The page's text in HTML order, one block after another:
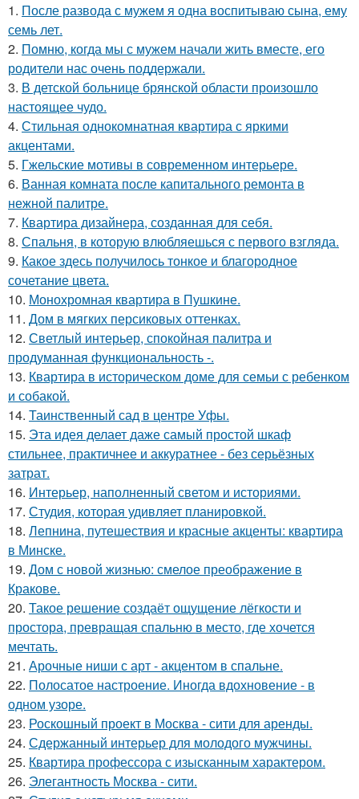
1. После развода с мужем я одна воспитываю сына, ему
семь лет.
2. Помню, когда мы с мужем начали жить вместе, его
родители нас очень поддержали.
3. В детской больнице брянской области произошло
настоящее чудо.
4. Стильная однокомнатная квартира с яркими
акцентами.
5. Гжельские мотивы в современном интерьере.
6. Ванная комната после капитального ремонта в
нежной палитре.
7. Квартира дизайнера, созданная для себя.
8. Спальня, в которую влюбляешься с первого взгляда.
9. Какое здесь получилось тонкое и благородное
сочетание цвета.
10. Монохромная квартира в Пушкине.
11. Дом в мягких персиковых оттенках.
12. Светлый интерьер, спокойная палитра и
продуманная функциональность -.
13. Квартира в историческом доме для семьи с ребенком
и собакой.
14. Таинственный сад в центре Уфы.
15. Эта идея делает даже самый простой шкаф
стильнее, практичнее и аккуратнее - без серьёзных
затрат.
16. Интерьер, наполненный светом и историями.
17. Студия, которая удивляет планировкой.
18. Лепнина, путешествия и красные акценты: квартира
в Минске.
19. Дом с новой жизнью: смелое преображение в
Кракове.
20. Такое решение создаёт ощущение лёгкости и
простора, превращая спальню в место, где хочется
мечтать.
21. Арочные ниши с арт - акцентом в спальне.
22. Полосатое настроение. Иногда вдохновение - в
одном узоре.
23. Роскошный проект в Москва - сити для аренды.
24. Сдержанный интерьер для молодого мужчины.
25. Квартира профессора с изысканным характером.
26. Элегантность Москва - сити.